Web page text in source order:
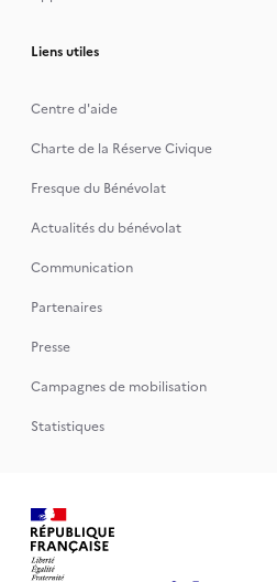
Liens utiles
Centre d'aide
Charte de la Réserve Civique
Fresque du Bénévolat
Actualités du bénévolat
Communication
Partenaires
Presse
Campagnes de mobilisation
Statistiques